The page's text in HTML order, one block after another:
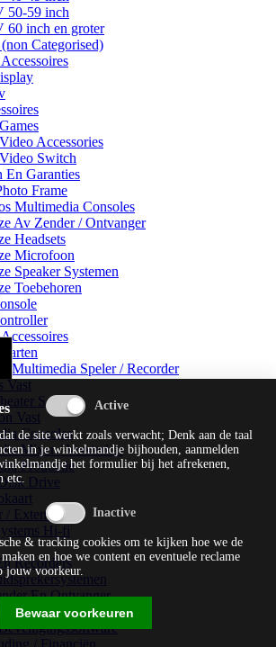
50-59 inch
inch en groter
Categorised)
Accessories
Switch
En Garanties
Frame
Multimedia Consoles
Av Zender / Ontvanger
Headsets
Microfoon
Speaker Systemen
Toebehoren
Multimedia Speler / Recorder
Vast
Systems
Vast
Consoles
Mixer / Versterker
Productie
Drive
/ Extender
Hi-fi
Recorders
En Ontvanger
de site werkt zoals verwacht; Denk aan de taal
in je winkelmandje bijhouden, aanmelden
het formulier bij het afrekenen,
etc.
& tracking cookies om te kijken hoe we de
en hoe we content en eventuele reclame
jouw voorkeur.
Bewaar voorkeuren